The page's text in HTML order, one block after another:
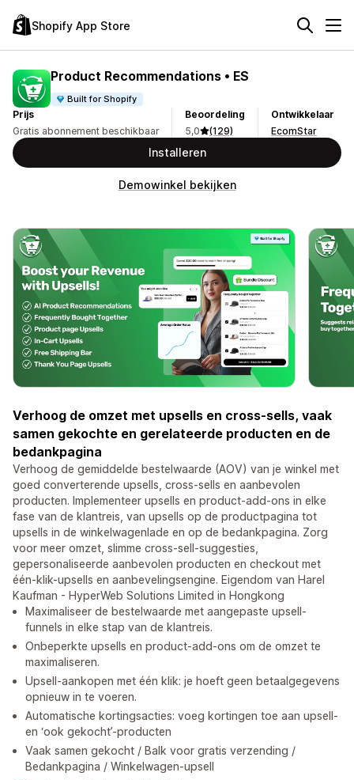
Shopify App Store
Product Recommendations • ES
Built for Shopify
Prijs
Gratis abonnement beschikbaar
Beoordeling
5,0
(129)
Ontwikkelaar
EcomStar
Installeren
Demowinkel bekijken
Verhoog de omzet met upsells en cross-sells, vaak
samen gekochte en gerelateerde producten en de
bedankpagina
Verhoog de gemiddelde bestelwaarde (AOV) van je winkel met
goed converterende upsells, cross-sells en aanbevolen
producten. Implementeer upsells en product-add-ons in elke
fase van de klantreis, van upsells op de productpagina tot
upsells in de winkelwagenlade en op de bedankpagina. Zorg
voor meer omzet, slimme cross-sell-suggesties,
gepersonaliseerde aanbevolen producten en checkout met
één-klik-upsells en aanbevelingsengine. Eigendom van Harel
Kaufman - HyperWeb Solutions Limited in Hongkong
Maximaliseer de bestelwaarde met aangepaste upsell-
funnels in elke stap van de klantreis.
Onbeperkte upsells en product-add-ons om de omzet te
maximaliseren.
Upsell-aankopen met één klik: je hoeft geen betaalgegevens
opnieuw in te voeren.
Automatische kortingsacties: voeg kortingen toe aan upsell-
en ‘ook gekocht’-producten
Vaak samen gekocht / Balk voor gratis verzending /
Bedankpagina / Winkelwagen-upsell